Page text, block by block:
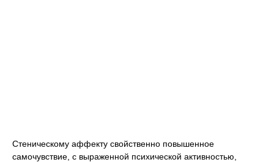
Стеническому аффекту свойственно повышенное
самочувствие, с выраженной психической активностью,